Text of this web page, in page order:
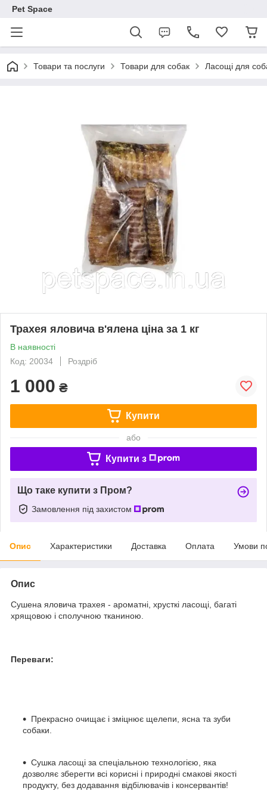
Pet Space
Товари та послуги Товари для собак Ласощі для
Трахея яловича в'ялена ціна за 1 кг
В наявності
Код: 20034
Роздріб
1 000 ₴
Купити
або
Купити з
Що таке купити з Пром?
Замовлення під захистом
Опис Характеристики Доставка Оплата Умови
Опис
Сушена яловича трахея - ароматні, хрусткі ласощі, багаті
хрящовою і сполучною тканиною.
Переваги:
Прекрасно очищає і зміцнює щелепи, ясна та зуби
собаки.
Сушка ласощі за спеціальною технологією, яка
дозволяє зберегти всі корисні і природні смакові якості
продукту, без додавання відбілювачів і консервантів!